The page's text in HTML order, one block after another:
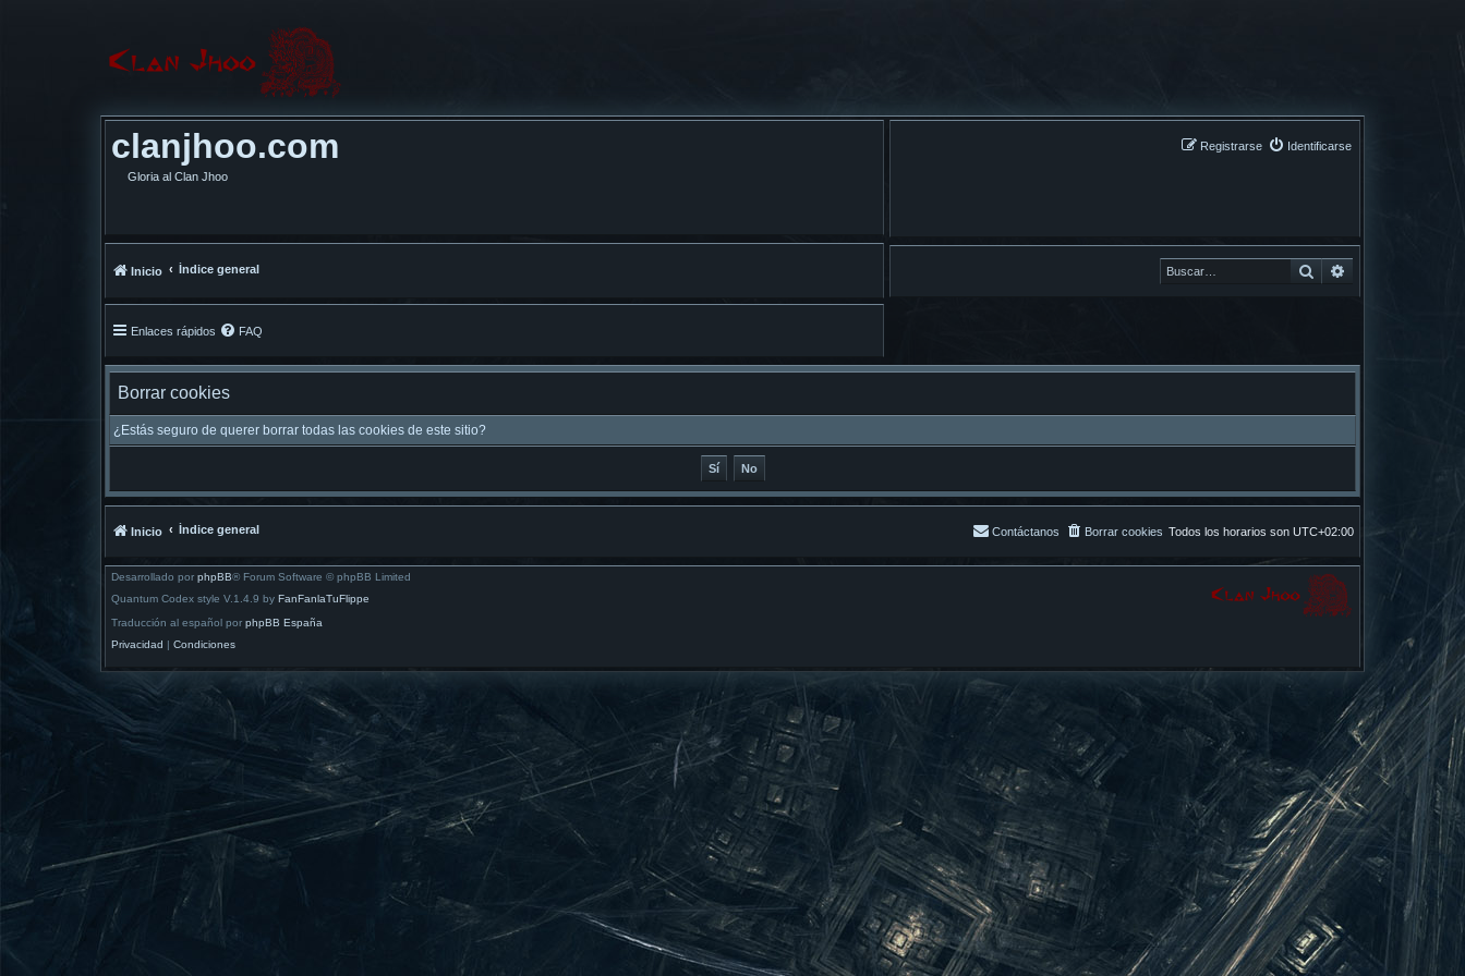
clanjhoo.com
Gloria al Clan Jhoo
Identificarse
Registrarse
Buscar
Inicio Índice general
Enlaces rápidos FAQ
Borrar cookies
¿Estás seguro de querer borrar todas las cookies de este sitio?
Inicio Índice general Todos los horarios son UTC+02:00
Borrar cookies
Contáctanos
Desarrollado por phpBB® Forum Software © phpBB Limited
Quantum Codex style V.1.4.9 by FanFanlaTuFlippe
Traducción al español por phpBB España
Privacidad | Condiciones